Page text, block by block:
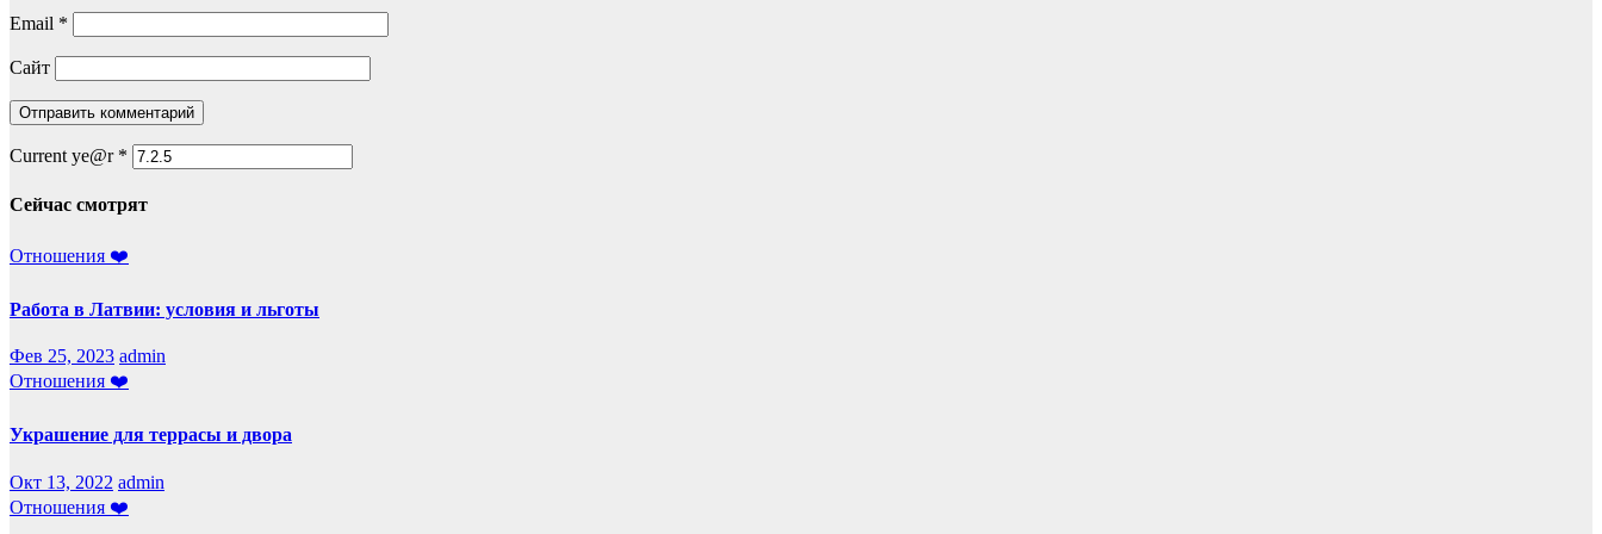
Email *
Сайт
Current ye@r *
Сейчас смотрят
Отношения ❤️
Работа в Латвии: условия и льготы
Фев 25, 2023 admin
Отношения ❤️
Украшение для террасы и двора
Окт 13, 2022 admin
Отношения ❤️